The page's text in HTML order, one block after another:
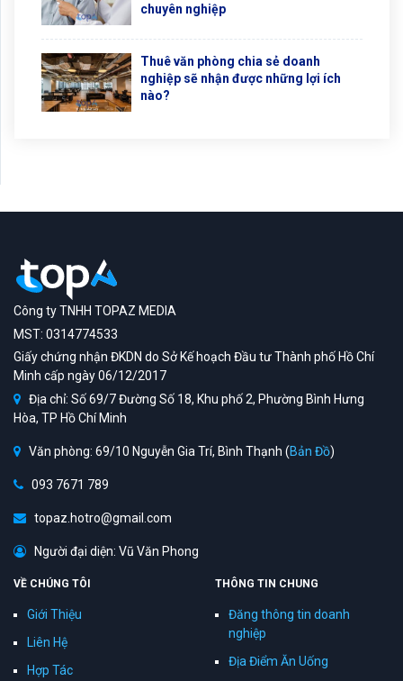
chuyên nghiệp
Thuê văn phòng chia sẻ doanh
nghiệp sẽ nhận được những lợi ích
nào?
Công ty TNHH TOPAZ MEDIA
MST: 0314774533
Giấy chứng nhận ĐKDN do Sở Kế hoạch Đầu tư Thành phố Hồ Chí
Minh cấp ngày 06/12/2017
Địa chỉ: Số 69/7 Đường Số 18, Khu phố 2, Phường Bình Hưng
Hòa, TP Hồ Chí Minh
Văn phòng: 69/10 Nguyễn Gia Trí, Bình Thạnh (Bản Đồ)
093 7671 789
topaz.hotro@gmail.com
Người đại diện: Vũ Văn Phong
VỀ CHÚNG TÔI
Giới Thiệu
Liên Hệ
Hợp Tác
THÔNG TIN CHUNG
Đăng thông tin doanh
nghiệp
Địa Điểm Ăn Uống